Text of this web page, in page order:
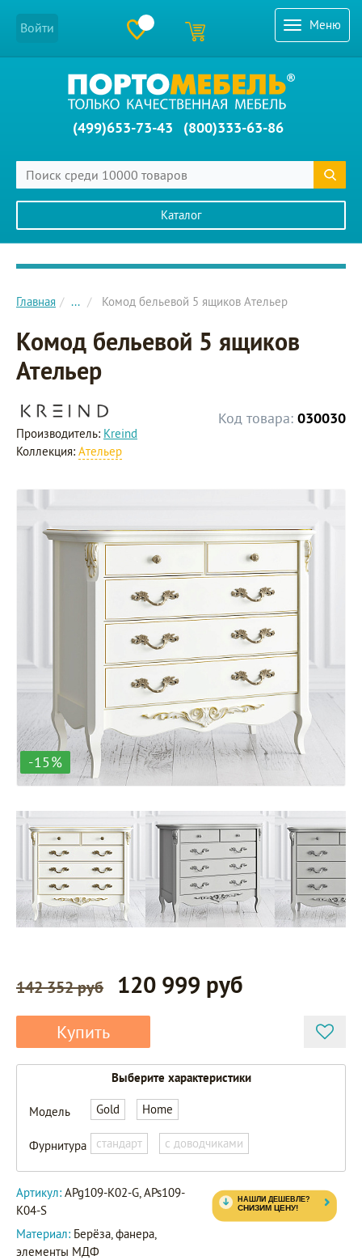
Меню
Войти
(499)653-73-43 (800)333-63-86
Каталог
Главное меню сайта
Главная ... Комод бельевой 5 ящиков Ательер
Комод бельевой 5 ящиков
Ательер
Код товара: 030030
Производитель: Kreind
Коллекция: Ательер
-15%
142 352 руб 120 999 руб
Купить
Выберите характеристики
Модель Gold
Home
APg109-
K02-G
APs109-
Фурнитура стандарт с доводчиками
Артикул: APg109-K02-G, APs109-
K04-S
Материал: Берёза, фанера,
элементы МДФ